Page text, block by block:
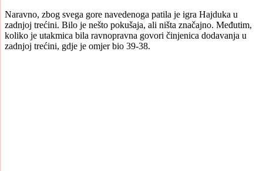
Naravno, zbog svega gore navedenoga patila je igra Hajduka u
zadnjoj trećini. Bilo je nešto pokušaja, ali ništa značajno. Međutim,
koliko je utakmica bila ravnopravna govori činjenica dodavanja u
zadnjoj trećini, gdje je omjer bio 39-38.